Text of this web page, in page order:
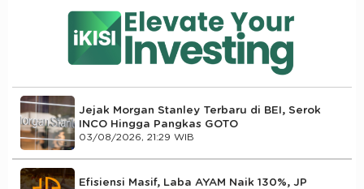
Jejak Morgan Stanley Terbaru di BEI, Serok
INCO Hingga Pangkas GOTO
03/08/2026, 21:29 WIB
Efisiensi Masif, Laba AYAM Naik 130%, JP